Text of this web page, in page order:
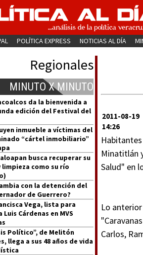
POLÍTICA EXPRESS NOTICIAS AL DÍA
Regionales
MINUTO X MINUTO
da la bienvenida a
edición del Festival del
inmueble a víctimas del
“cártel inmobiliario”
busca recuperar su
limpieza como su río
con la detención del
de Guerrero?
Vega, lista para
Luis Cárdenas en MVS
Político”, de Melitón
llega a sus 48 años de vida
2011-08-19
14:26
Minatitlán
Salud" en
Lo
Carlos,